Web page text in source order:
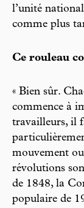
l’unité
comme plus
Ce rouleau
« Bien sûr.
commence à
travailleurs, il
mouvement
révolutions
de 1848, la
populaire de